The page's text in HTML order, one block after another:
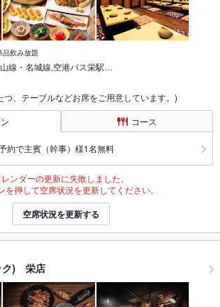
飲み放題
線・名城線,空港バス栄駅…
つ、テーブルなどお席をご用意しています。)
コース
約で主賓（幹事）様1名無料
ンダーの更新に失敗しました。
を押して空席状況を更新してください。
空席状況を更新する
ク) 栄店